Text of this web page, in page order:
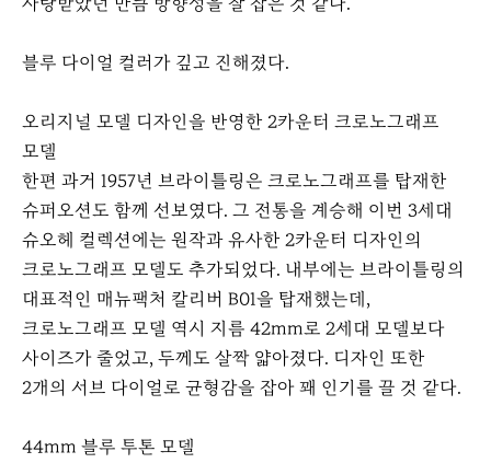
블루 다이얼 컬러가 깊고 진해졌다.
오리지널 모델 디자인을 반영한 2카운터 크로노그래프
모델
한편 과거 1957년 브라이틀링은 크로노그래프를 탑재한
슈퍼오션도 함께 선보였다. 그 전통을 계승해 이번 3세대
슈오헤 컬렉션에는 원작과 유사한 2카운터 디자인의
크로노그래프 모델도 추가되었다. 내부에는 브라이틀링의
대표적인 매뉴팩처 칼리버 B01을 탑재했는데,
크로노그래프 모델 역시 지름 42mm로 2세대 모델보다
사이즈가 줄었고, 두께도 살짝 얇아졌다. 디자인 또한
2개의 서브 다이얼로 균형감을 잡아 꽤 인기를 끌 것 같다.
44mm 블루 투톤 모델